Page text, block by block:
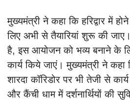
मुख्यमंत्री ने कहा कि हरिद्वार में
लिए अभी से तैयारियां शुरू की
है, इस आयोजन को भव्य बनाने के
कार्य किये जाएं। मुख्यमंत्री ने कहा
शारदा कॉरिडोर पर भी तेजी से
और कैंची धाम में दर्शनार्थियों की